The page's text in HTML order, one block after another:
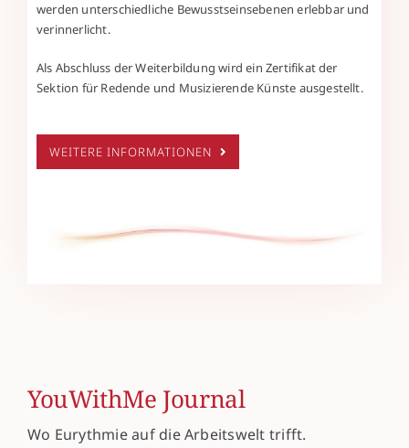
werden unterschiedliche Bewusstseinsebenen erlebbar und
verinnerlicht.
Als Abschluss der Weiterbildung wird ein Zertifikat der
Sektion für Redende und Musizierende Künste ausgestellt.
WEITERE INFORMATIONEN
YouWithMe Journal
Wo Eurythmie auf die Arbeitswelt trifft.